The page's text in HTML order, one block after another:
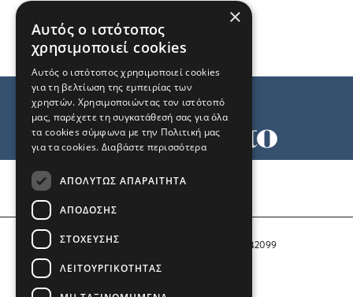
Αριθμός Πιστοποίησης Μ.Η.Τ. 242099
COPYRIGHT © 2026 Το Μανιφέστο
×
Αυτός ο ιστότοπος
χρησιμοποιεί cookies
Αυτός ο ιστότοπος χρησιμοποιεί cookies
για τη βελτίωση της εμπειρίας των
χρηστών. Χρησιμοποιώντας τον ιστότοπό
μας, παρέχετε τη συγκατάθεσή σας για όλα
τα cookies σύμφωνα με την Πολιτική μας
για τα cookies. Διαβάστε περισσότερα
ΑΠΟΛΎΤΩΣ ΑΠΑΡΑΊΤΗΤΑ
ΑΠΌΔΟΣΗΣ
ΣΤΌΧΕΥΣΗΣ
ΛΕΙΤΟΥΡΓΙΚΌΤΗΤΑΣ